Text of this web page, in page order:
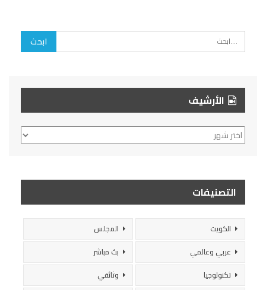
الأرشيف
الأرشيف
التصنيفات
الكويت
المجلس
عربي وعالمي
بث مباشر
تكنولوجيا
وثائقي